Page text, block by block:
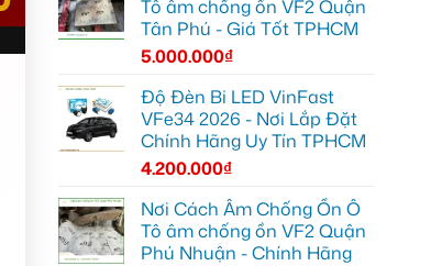
Tô âm chống ồn VF2 Quận
Tân Phú - Giá Tốt TPHCM
5.000.000₫
Độ Đèn Bi LED VinFast
VFe34 2026 - Nơi Lắp Đặt
Chính Hãng Uy Tín TPHCM
4.200.000₫
Nơi Cách Âm Chống Ồn Ô
Tô âm chống ồn VF2 Quận
Phú Nhuận - Chính Hãng